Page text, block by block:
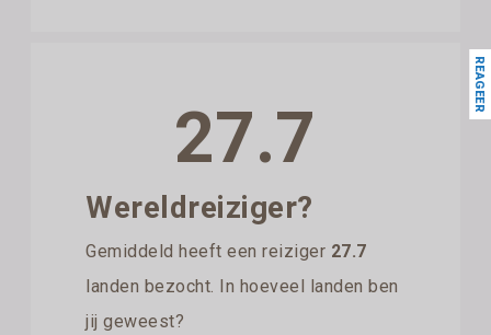
27.7
Wereldreiziger?
Gemiddeld heeft een reiziger 27.7
landen bezocht. In hoeveel landen ben
jij geweest?
REAGEER